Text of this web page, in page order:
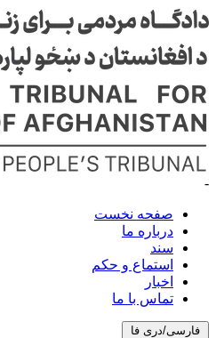
-
صفحه نخست
درباره ما
سند
استماع و حکم
اخبار
تماس با ما
فارسی/دری فا